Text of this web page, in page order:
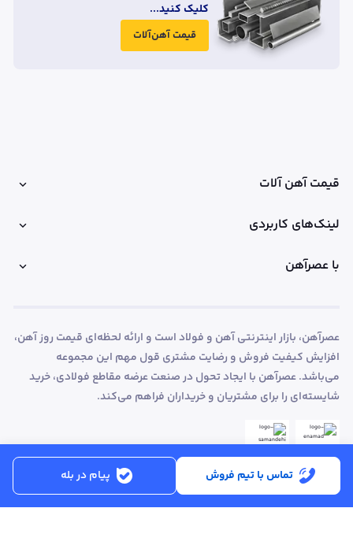
کلیک کنید...
قیمت آهن‌آلات
تماس با تیم فروش پیام در بله
قیمت آهن آلات
لینک‌های کاربردی
با عصرآهن
عصرآهن، بازار اینترنتی آهن و فولاد است و ارائه لحظه‌ای قیمت روز آهن،
افزایش کیفیت فروش و رضایت مشتری قول مهم این مجموعه
می‌باشد. عصرآهن با ایجاد تحول در صنعت عرضه مقاطع فولادی، خرید
شایسته‌ای را برای مشتریان و خریداران فراهم می‌کند.
ساعت کاری:شنبه تا پنجشنبه از ساعت 8:30 تا 17:00